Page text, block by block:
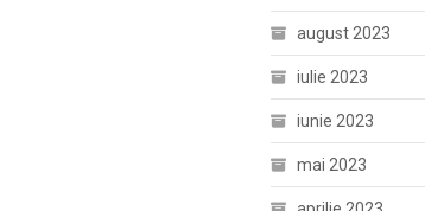
august 2023
iulie 2023
iunie 2023
mai 2023